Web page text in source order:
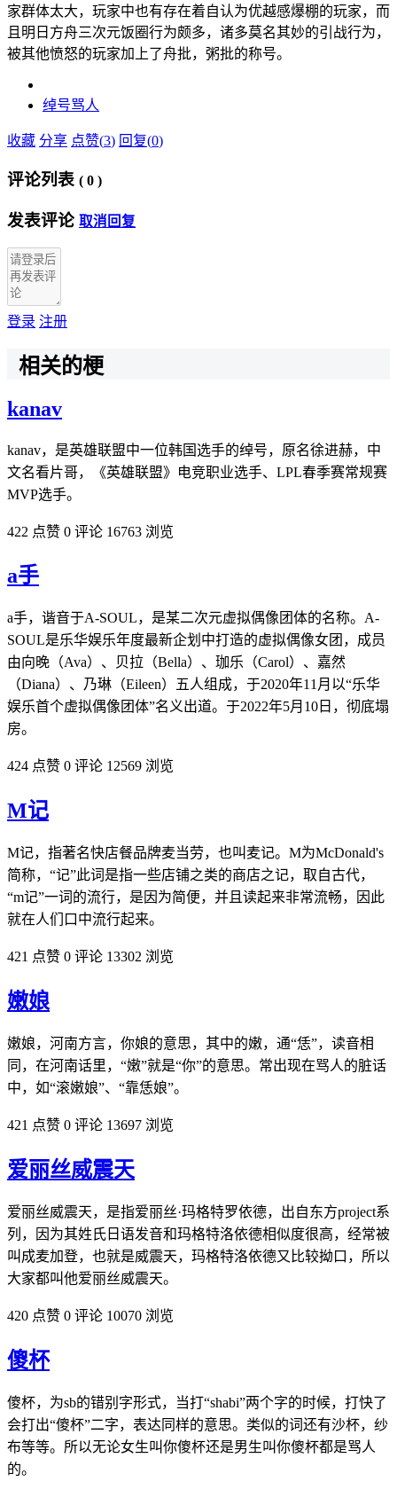
家群体太大，玩家中也有存在着自认为优越感爆棚的玩家，而
且明日方舟三次元饭圈行为颇多，诸多莫名其妙的引战行为，
被其他愤怒的玩家加上了舟批，粥批的称号。
绰号骂人
收藏 分享 点赞(3) 回复(0)
评论列表 ( 0 )
发表评论 取消回复
登录 注册
相关的梗
kanav
kanav，是英雄联盟中一位韩国选手的绰号，原名徐进赫，中
文名看片哥，《英雄联盟》电竞职业选手、LPL春季赛常规赛
MVP选手。
422 点赞 0 评论 16763 浏览
a手
a手，谐音于A-SOUL，是某二次元虚拟偶像团体的名称。A-
SOUL是乐华娱乐年度最新企划中打造的虚拟偶像女团，成员
由向晚（Ava）、贝拉（Bella）、珈乐（Carol）、嘉然
（Diana）、乃琳（Eileen）五人组成，于2020年11月以“乐华
娱乐首个虚拟偶像团体”名义出道。于2022年5月10日，彻底塌
房。
424 点赞 0 评论 12569 浏览
M记
M记，指著名快店餐品牌麦当劳，也叫麦记。M为McDonald's
简称，“记”此词是指一些店铺之类的商店之记，取自古代，
“m记”一词的流行，是因为简便，并且读起来非常流畅，因此
就在人们口中流行起来。
421 点赞 0 评论 13302 浏览
嫩娘
嫩娘，河南方言，你娘的意思，其中的嫩，通“恁”，读音相
同，在河南话里，“嫩”就是“你”的意思。常出现在骂人的脏话
中，如“滚嫩娘”、“靠恁娘”。
421 点赞 0 评论 13697 浏览
爱丽丝威震天
爱丽丝威震天，是指爱丽丝·玛格特罗依德，出自东方project系
列，因为其姓氏日‌‌‌‌‌‌‌‌语发音和玛格特洛依德相似度很高，经常被
叫成麦加登，也就是威震天，玛格特洛依德又比较拗口，所以
大家都叫他爱丽丝威震天。
420 点赞 0 评论 10070 浏览
傻杯
傻杯，为sb的错别字形式，当打“shabi”两个字的时候，打快了
会打出“傻杯”二字，表达同样的意思。类似的词还有沙杯，纱
布等等。所以无论女生叫你傻杯还是男生叫你傻杯都是骂人
的。